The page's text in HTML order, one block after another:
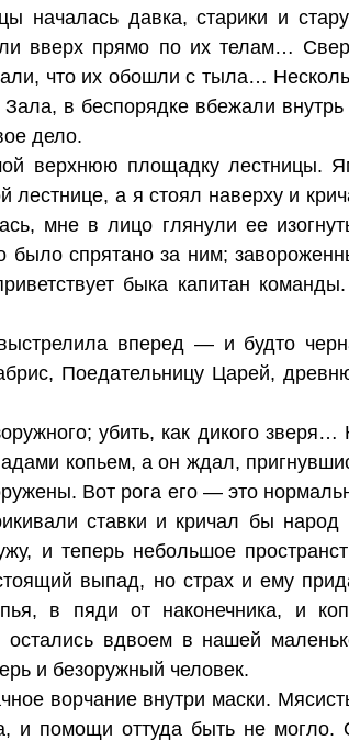
началась давка, старики и
вверх прямо по их телам…
что их обошли с тыла…
Зала, в беспорядке вбежали
дело.
верхнюю площадку лестницы.
лестнице, а я стоял наверху и
мне в лицо глянули ее
было спрятано за ним;
быка капитан
вперед — и будто
Поедательницу Царей,
убить, как дикого зверя…
копьем, а он ждал,
Вот рога его — это
ставки и кричал бы народ
и теперь небольшое
выпад, но страх и ему
в пяди от наконечника, и
вдвоем в нашей
и безоружный человек.
ворчание внутри маски.
и помощи оттуда быть не могло.